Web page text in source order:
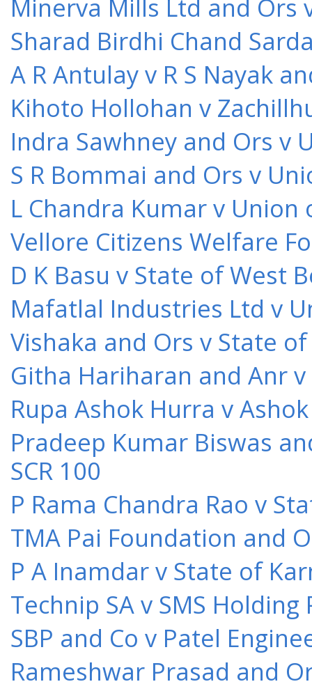
Minerva Mills Ltd and Ors
Sharad Birdhi Chand
A R Antulay v R S Nayak
Kihoto Hollohan v
Indra Sawhney and Ors v
S R Bommai and Ors v
L Chandra Kumar v Union
Vellore Citizens Welfare
D K Basu v State of West
Mafatlal Industries Ltd v
Vishaka and Ors v State
Githa Hariharan and Anr
Rupa Ashok Hurra v
Pradeep Kumar Biswas
SCR 100
P Rama Chandra Rao v
TMA Pai Foundation and
P A Inamdar v State of
Technip SA v SMS
SBP and Co v Patel
Rameshwar Prasad and